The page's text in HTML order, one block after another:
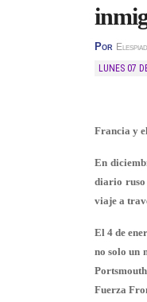
Por
LUNES 07
Francia y
En
diario ruso
viaje a
El 4 de
no solo un
Fuerza